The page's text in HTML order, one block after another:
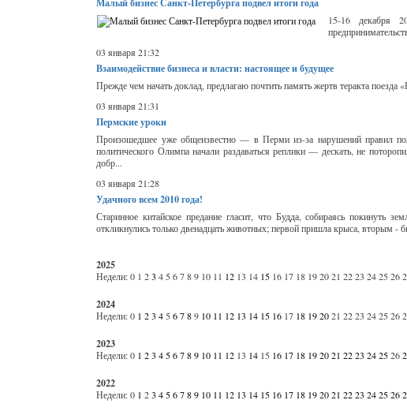
Малый бизнес Санкт-Петербурга подвел итоги года
15-16 декабря
03 января 21:32
Взаимодействие бизнеса и власти: настоящее и будущее
Прежде чем начать доклад, предлагаю почтить память жертв теракта
03 января 21:31
Пермские уроки
Произошедшее уже общеизвестно — в Перми из-за нарушений правил
политического Олимпа начали раздаваться реплики — дескать, не
добр...
03 января 21:28
Удачного всем 2010 года!
Старинное китайское предание гласит, что Будда, собираясь
откликнулись только двенадцать животных; первой пришла крыса, вторым -
2025
Недели: 0 1 2 3 4 5 6 7 8 9 10 11 12 13 14 15 16 17 18 19 20 21 22 23 24 25 26
2024
Недели: 0 1 2 3 4 5 6 7 8 9 10 11 12 13 14 15 16 17 18 19 20 21 22 23 24 25 26
2023
Недели: 0 1 2 3 4 5 6 7 8 9 10 11 12 13 14 15 16 17 18 19 20 21 22 23 24 25 26
2022
Недели: 0 1 2 3 4 5 6 7 8 9 10 11 12 13 14 15 16 17 18 19 20 21 22 23 24 25 26